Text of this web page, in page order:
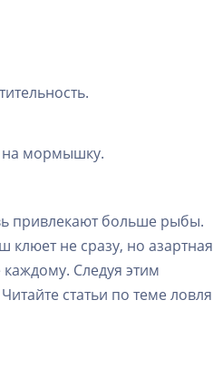
на мормышку.
привлекают больше рыбы.
клюет не сразу, но азартная
каждому. Следуя этим
статьи по теме ловля